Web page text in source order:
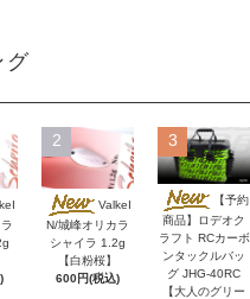
グ
2
ValkeI
N/城峰オリカラ
シャイラ 1.2g
【白粉桜】
600円(税込)
3
【予約
商品】ロデオク
ラフト RCカーボ
ンタックルバッ
グ JHG-40RC
【大人のグリー